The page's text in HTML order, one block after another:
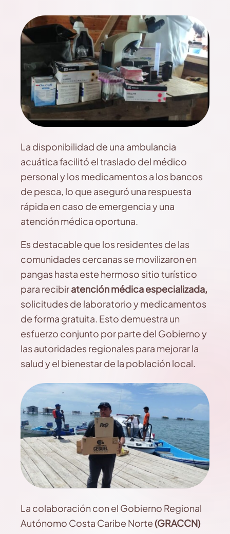
La disponibilidad de una ambulancia
acuática facilitó el traslado del médico
personal y los medicamentos a los bancos
de pesca, lo que aseguró una respuesta
rápida en caso de emergencia y una
atención médica oportuna.
Es destacable que los residentes de las
comunidades cercanas se movilizaron en
pangas hasta este hermoso sitio turístico
para recibiratención médica especializada,
solicitudes de laboratorio y medicamentos
de forma gratuita. Esto demuestra un
esfuerzo conjunto por parte del Gobierno y
las autoridades regionales para mejorar la
salud y el bienestar de la población local.
La colaboración con el Gobierno Regional
Autónomo Costa Caribe Norte (GRACCN)